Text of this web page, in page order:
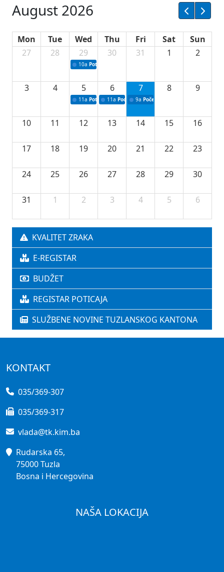
August 2026
Mon Tue Wed Thu Fri Sat
Sun
27
28 29
10a Potpisivanje ugovora sa neprofitnim
30 31 1 2
3 4 5
11a Potpisivanje ugovora o stipendijama za
6
11a Podrška razvoju vodne infrastrukture u
7
9a Početak izgradnje nove
8 9
10 11 12 13 14 15 16
17 18 19 20 21 22 23
24 25 26 27 28 29 30
31 1 2 3 4 5 6
KVALITET ZRAKA
E-REGISTAR
BUDŽET
REGISTAR POTICAJA
SLUŽBENE NOVINE TUZLANSKOG KANTONA
KONTAKT
035/369-307
035/369-317
vlada@tk.kim.ba
Rudarska 65,
75000 Tuzla
Bosna i Hercegovina
NAŠA LOKACIJA